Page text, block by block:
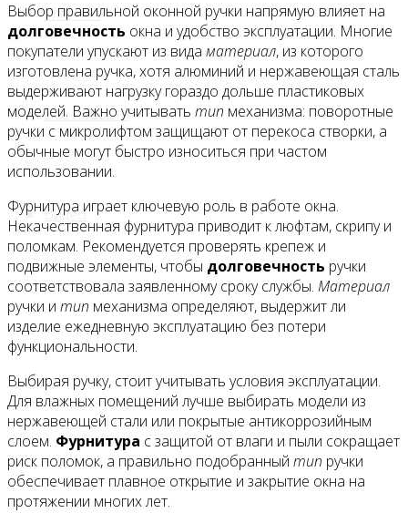
Главная
Все новости
Видео
Выбор правильной оконной ручки напрямую влияет на
долговечность окна и удобство эксплуатации. Многие
покупатели упускают из вида материал, из которого
изготовлена ручка, хотя алюминий и нержавеющая сталь
выдерживают нагрузку гораздо дольше пластиковых
моделей. Важно учитывать тип механизма: поворотные
ручки с микролифтом защищают от перекоса створки, а
обычные могут быстро износиться при частом
использовании.
Фурнитура играет ключевую роль в работе окна.
Некачественная фурнитура приводит к люфтам, скрипу и
поломкам. Рекомендуется проверять крепеж и
подвижные элементы, чтобы долговечность ручки
соответствовала заявленному сроку службы. Материал
ручки и тип механизма определяют, выдержит ли
изделие ежедневную эксплуатацию без потери
функциональности.
Выбирая ручку, стоит учитывать условия эксплуатации.
Для влажных помещений лучше выбирать модели из
нержавеющей стали или покрытые антикоррозийным
слоем. Фурнитура с защитой от влаги и пыли сокращает
риск поломок, а правильно подобранный тип ручки
обеспечивает плавное открытие и закрытие окна на
протяжении многих лет.